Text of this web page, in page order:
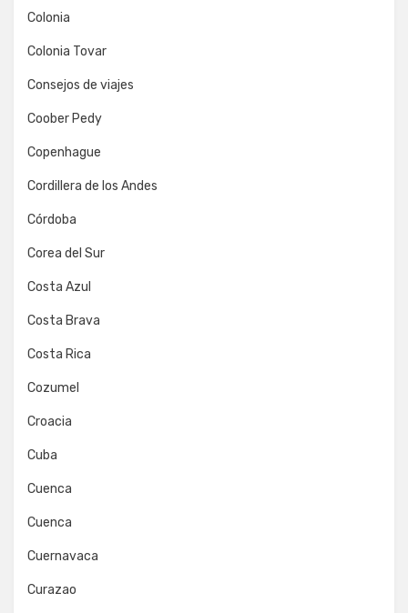
Colonia
Colonia Tovar
Consejos de viajes
Coober Pedy
Copenhague
Cordillera de los Andes
Córdoba
Corea del Sur
Costa Azul
Costa Brava
Costa Rica
Cozumel
Croacia
Cuba
Cuenca
Cuenca
Cuernavaca
Curazao